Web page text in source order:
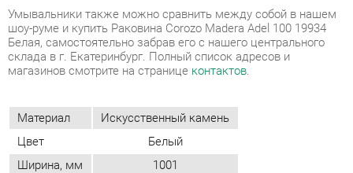
Материал Искусственный камень
Цвет
Белый
Ширина, мм
1001
Глубина, мм
456
ОТЗЫВЫ